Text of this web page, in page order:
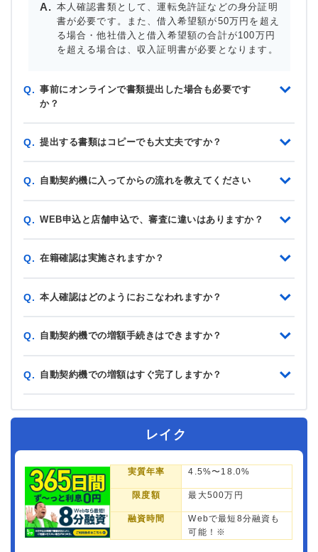
本人確認書類として、運転免許証などの身分証明
書が必要です。また、借入希望額が50万円を超え
る場合・他社借入と借入希望額の合計が100万円
を超える場合は、収入証明書が必要となります。
Q. 事前にオンラインで書類提出した場合も必要です
か？
Q. 提出する書類はコピーでも大丈夫ですか？
Q. 自動契約機に入ってからの流れを教えてください
Q. WEB申込と店舗申込で、審査に違いはありますか？
Q. 在籍確認は実施されますか？
Q. 本人確認はどのようにおこなわれますか？
Q. 自動契約機での増額手続きはできますか？
Q. 自動契約機での増額はすぐ完了しますか？
レイク
実質年率 4.5%〜18.0%
限度額 最大500万円
融資時間
Webで最短8分融資も
可能！※